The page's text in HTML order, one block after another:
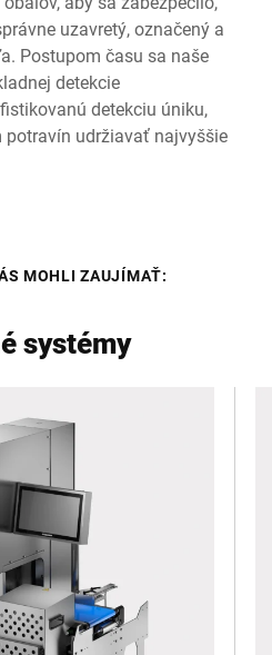
uzavretý, označený a
Postupom času sa naše
detekcie
detekciu úniku,
udržiavať najvyššie
MOHLI ZAUJÍMAŤ:
systémy